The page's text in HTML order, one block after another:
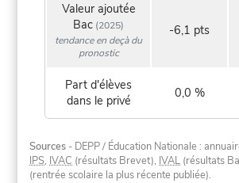
Valeur ajoutée
Bac (2025)
tendance en deçà du
pronostic
-6,1 pts
Part d'élèves
dans le privé
0,0 %
Sources - DEPP / Éducation Nationale :
IPS, IVAC (résultats Brevet), IVAL (résultats
(rentrée scolaire la plus récente publiée).